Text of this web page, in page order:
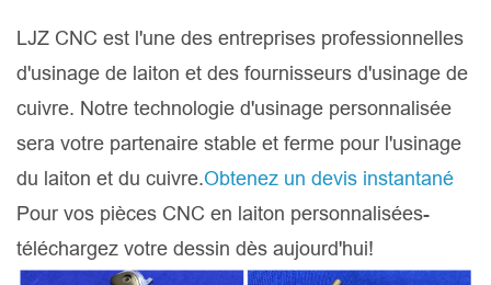
LJZ CNC est l'une des entreprises professionnelles
d'usinage de laiton et des fournisseurs d'usinage de
cuivre. Notre technologie d'usinage personnalisée
sera votre partenaire stable et ferme pour l'usinage
du laiton et du cuivre.Obtenez un devis instantané
Pour vos pièces CNC en laiton personnalisées-
téléchargez votre dessin dès aujourd'hui!